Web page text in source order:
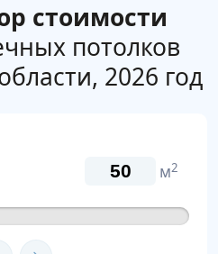
стоимости
потолков
2026 год
м2